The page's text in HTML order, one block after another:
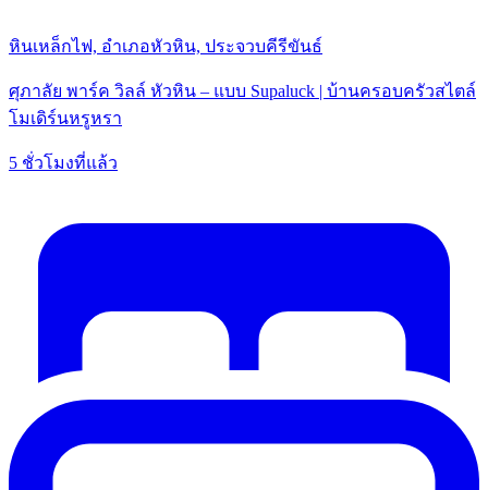
หินเหล็กไฟ, อำเภอหัวหิน, ประจวบคีรีขันธ์
ศุภาลัย พาร์ค วิลล์ หัวหิน – แบบ Supaluck | บ้านครอบครัวสไตล์
โมเดิร์นหรูหรา
5 ชั่วโมงที่แล้ว